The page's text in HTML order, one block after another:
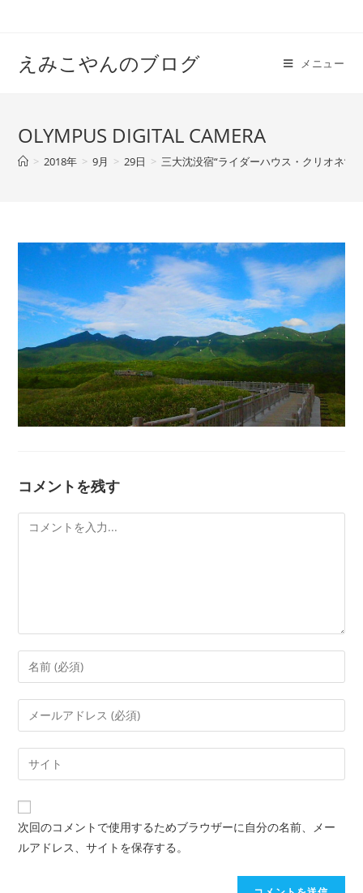
えみこやんのブログ メニュー
OLYMPUS DIGITAL CAMERA
> 2018年 > 9月 > 29日 > 三大沈没宿“ライダーハウス・クリオネ“
コメントを残す
次回のコメントで使用するためブラウザーに自分の名前、メー
ルアドレス、サイトを保存する。